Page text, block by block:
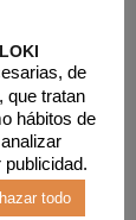
de
que tratan
hábitos de
todo